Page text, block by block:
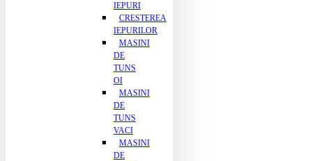
IEPURI
CRESTEREA
IEPURILOR
MASINI
DE
TUNS
OI
MASINI
DE
TUNS
VACI
MASINI
DE